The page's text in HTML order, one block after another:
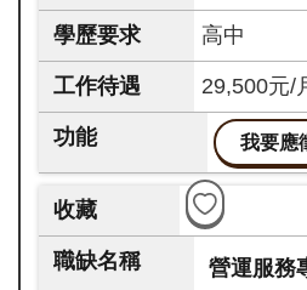
高中
29,500元/
我要應
營運服務